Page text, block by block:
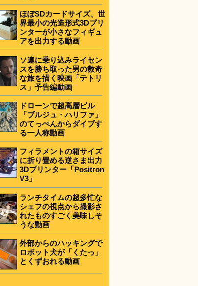
ほぼSDカードサイズ、世
界最小の光造形式3Dプリ
ンターが小さなフィギュ
アを出力する動画
ソ連に乗り込みライセン
スを勝ち取った男の数奇
な旅を描く映画「テトリ
ス」予告編動画
ドローンで超高層ビル
「ブルジュ・ハリファ」
のてっぺんからダイブす
る一人称動画
フィラメントの箱サイズ
に折り畳める逆さま出力
3Dプリンター「Positron
V3」
ランチタイムの超多忙な
シェフの視点から撮影さ
れたものすごく美味しそ
うな動画
外部からのハッキングで
ロボット犬が「くたっ」
とくずおれる動画